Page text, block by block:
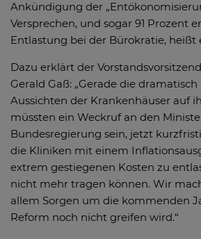
Ankündigung der
Versprechen, und sogar 91 Prozent
Entlastung bei der Bürokratie, heißt
Dazu erklärt der
Gerald Gaß: „Gerade die
Aussichten der Krankenhäuser auf
müssten ein Weckruf an den
Bundesregierung sein, jetzt
die Kliniken mit einem
extrem gestiegenen Kosten zu
nicht mehr tragen können. Wir
allem Sorgen um die kommenden
Reform noch nicht greifen wird.“